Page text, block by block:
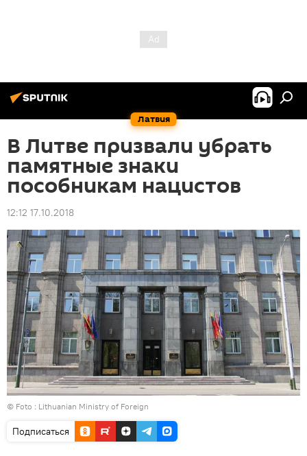
Латвия
В Литве призвали убрать
памятные знаки
пособникам нацистов
12:12 17.10.2018
© Foto : Lithuanian Ministry of Foreign
Подписаться